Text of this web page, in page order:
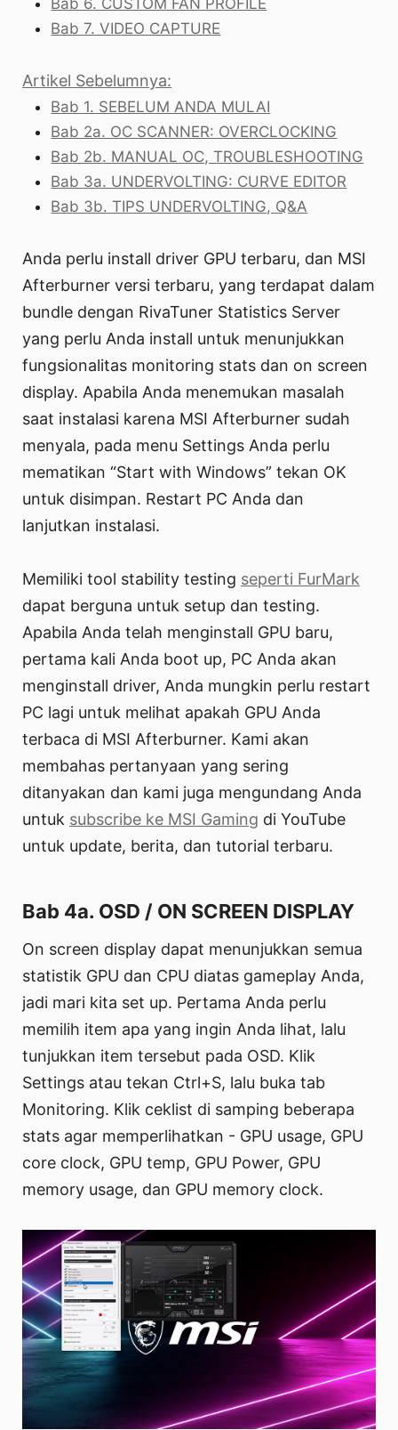
Bab 6. CUSTOM FAN PROFILE
Bab 7. VIDEO CAPTURE
Artikel Sebelumnya:
Bab 1. SEBELUM ANDA MULAI
Bab 2a. OC SCANNER: OVERCLOCKING
Bab 2b. MANUAL OC, TROUBLESHOOTING
Bab 3a. UNDERVOLTING: CURVE EDITOR
Bab 3b. TIPS UNDERVOLTING, Q&A
Anda perlu install driver GPU terbaru, dan MSI
Afterburner versi terbaru, yang terdapat dalam
bundle dengan RivaTuner Statistics Server
yang perlu Anda install untuk menunjukkan
fungsionalitas monitoring stats dan on screen
display. Apabila Anda menemukan masalah
saat instalasi karena MSI Afterburner sudah
menyala, pada menu Settings Anda perlu
mematikan “Start with Windows” tekan OK
untuk disimpan. Restart PC Anda dan
lanjutkan instalasi.
Memiliki tool stability testing seperti FurMark
dapat berguna untuk setup dan testing.
Apabila Anda telah menginstall GPU baru,
pertama kali Anda boot up, PC Anda akan
menginstall driver, Anda mungkin perlu restart
PC lagi untuk melihat apakah GPU Anda
terbaca di MSI Afterburner. Kami akan
membahas pertanyaan yang sering
ditanyakan dan kami juga mengundang Anda
untuk subscribe ke MSI Gaming di YouTube
untuk update, berita, dan tutorial terbaru.
Bab 4a. OSD / ON SCREEN DISPLAY
On screen display dapat menunjukkan semua
statistik GPU dan CPU diatas gameplay Anda,
jadi mari kita set up. Pertama Anda perlu
memilih item apa yang ingin Anda lihat, lalu
tunjukkan item tersebut pada OSD. Klik
Settings atau tekan Ctrl+S, lalu buka tab
Monitoring. Klik ceklist di samping beberapa
stats agar memperlihatkan - GPU usage, GPU
core clock, GPU temp, GPU Power, GPU
memory usage, dan GPU memory clock.